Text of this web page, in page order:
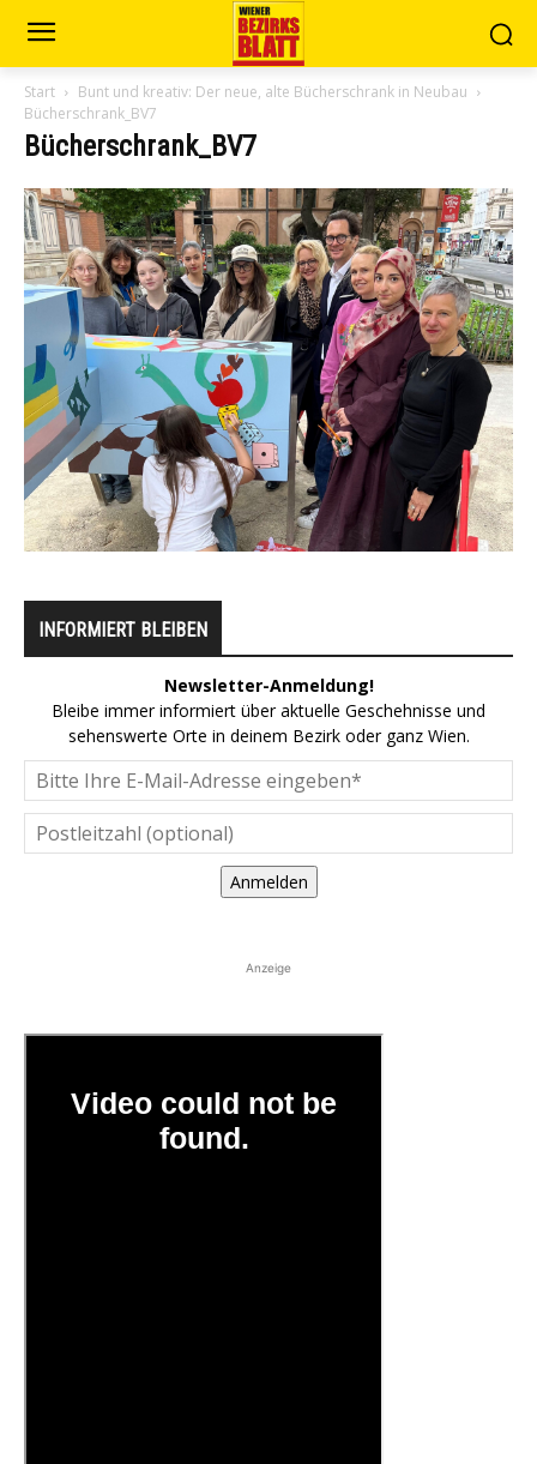
Start
Bunt und kreativ: Der neue, alte Bücherschrank in Neubau
Bücherschrank_BV7
Bücherschrank_BV7
INFORMIERT BLEIBEN
Newsletter-Anmeldung!
Bleibe immer informiert über aktuelle Geschehnisse und
sehenswerte Orte in deinem Bezirk oder ganz Wien.
Anmelden
Anzeige